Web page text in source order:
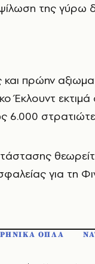
της γύρω
πρώην
Έκλουντ
6.000
για τη
ΟΠΛΑ